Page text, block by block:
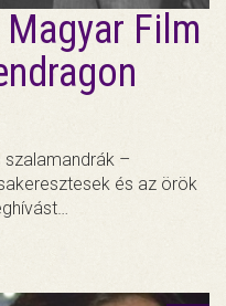
Film
szalamandrák –
és az örök